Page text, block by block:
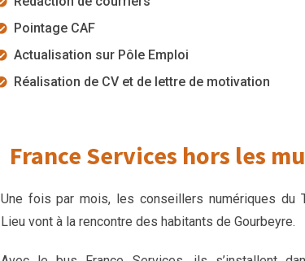
Pointage CAF
Actualisation sur Pôle Emploi
Réalisation de CV et de lettre de motivation
France Services hors les
Une fois par mois, les conseillers numériques du
Lieu vont à la rencontre des habitants de Gourbeyre.